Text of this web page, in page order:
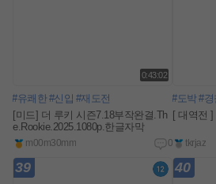
0:43:02
#유쾌한 #신입 #재도전
[미드] 더 루키 시즌7.18부작완결.Th
e.Rookie.2025.1080p.한글자막
m00m30mm 0
#도박 #경
[ 대역전 ]
tkrjaz
39 40